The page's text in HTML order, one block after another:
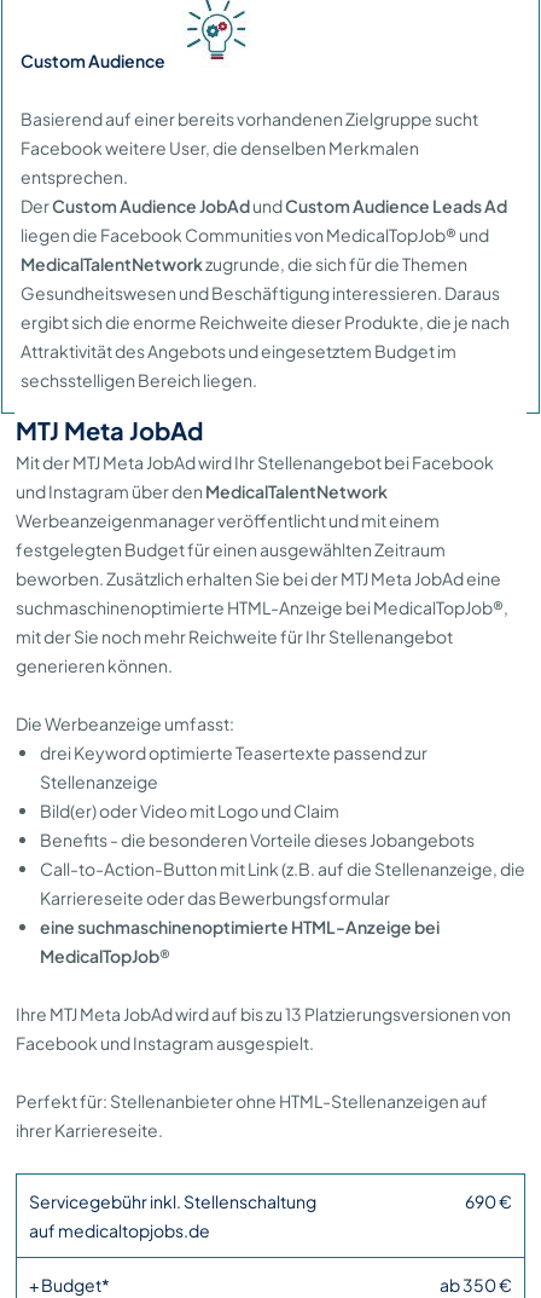
Custom Audience
Basierend auf einer bereits vorhandenen Zielgruppe sucht
Facebook weitere User, die denselben Merkmalen
entsprechen.
DerCustom Audience JobAdundCustom Audience Leads Ad
liegen die Facebook Communities von MedicalTopJob® und
MedicalTalentNetworkzugrunde, die sich für die Themen
Gesundheitswesen und Beschäftigung interessieren. Daraus
ergibt sich die enorme Reichweite dieser Produkte, die je nach
Attraktivität des Angebots und eingesetztem Budget im
sechsstelligen Bereich liegen.
MTJ Meta JobAd
Mit der MTJ Meta JobAd wird Ihr Stellenangebot bei Facebook
und Instagram über den MedicalTalentNetwork
Werbeanzeigenmanager veröffentlicht und mit einem
festgelegten Budget für einen ausgewählten Zeitraum
beworben. Zusätzlich erhalten Sie bei der MTJ Meta JobAd eine
suchmaschinenoptimierte HTML-Anzeige bei MedicalTopJob®,
mit der Sie noch mehr Reichweite für Ihr Stellenangebot
generieren können.
Die Werbeanzeige umfasst:
drei Keyword optimierte Teasertexte passend zur
Stellenanzeige
Bild(er) oder Video mit Logo und Claim
Benefits - die besonderen Vorteile dieses Jobangebots
Call-to-Action-Button mit Link (z.B. auf die Stellenanzeige, die
Karriereseite oder das Bewerbungsformular
eine suchmaschinenoptimierte HTML-Anzeige bei
MedicalTopJob®
Ihre MTJ Meta JobAd wird auf bis zu 13 Platzierungsversionen von
Facebook und Instagram ausgespielt.
Perfekt für: Stellenanbieter ohne HTML-Stellenanzeigen auf
ihrer Karriereseite.
Servicegebühr inkl. Stellenschaltung
auf medicaltopjobs.de
690 €
+ Budget* ab 350 €